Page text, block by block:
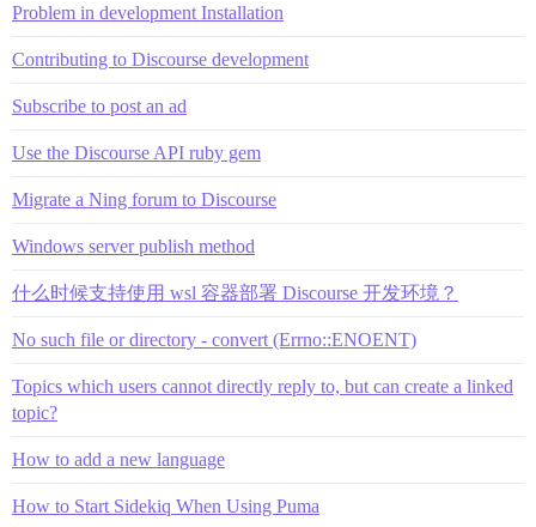
Problem in development Installation
Contributing to Discourse development
Subscribe to post an ad
Use the Discourse API ruby gem
Migrate a Ning forum to Discourse
Windows server publish method
什么时候支持使用 wsl 容器部署 Discourse 开发环境？
No such file or directory - convert (Errno::ENOENT)
Topics which users cannot directly reply to, but can create a linked
topic?
How to add a new language
How to Start Sidekiq When Using Puma